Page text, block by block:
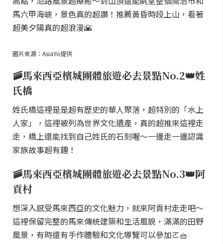
馬六甲海峽，景色真的超讚！推薦黃昏時段上山，看著
超美夕陽真的超浪漫🌇
圖片來源：AsiaYo提供
🚠馬來西亞檳城團體旅遊必去景點No.2👑姓
氏橋
姓氏橋這裡是是超有歷史的華人聚落，超特別的「水上
人家」，這裡被列為世界文化遺產，真的超推來這裡走
走，橋上還能找到自己姓氏的石刻喔～一邊走一邊認識
家族故事超有趣！
🚠馬來西亞檳城團體旅遊必去景點No.3👑阿
貢村
想深入感受馬來西亞的文化魅力，就來阿貢村走走吧～
這裡保留完整的馬來傳統建築和生活風貌，滿滿的田野
風景，有時還有手作體驗和文化導覽可以參加ㄛ🧺